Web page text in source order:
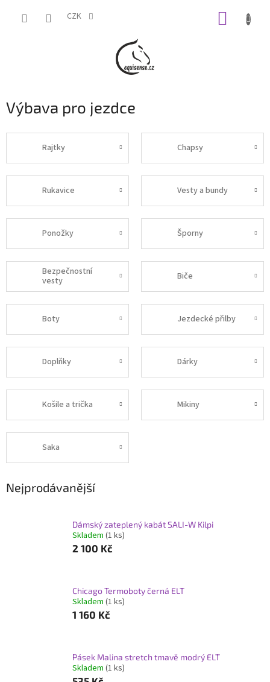
CZK
Výbava pro jezdce
Rajtky Chapsy
Rukavice Vesty a bundy
Ponožky Šporny
Bezpečnostní
vesty
Biče
Boty Jezdecké přilby
Doplňky Dárky
Košile a trička Mikiny
Saka
Nejprodávanější
Dámský zateplený kabát SALI-W Kilpi
Skladem (1 ks)
2 100 Kč
Chicago Termoboty černá ELT
Skladem (1 ks)
1 160 Kč
Pásek Malina stretch tmavě modrý ELT
Skladem (1 ks)